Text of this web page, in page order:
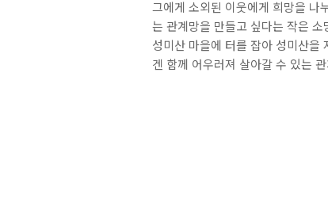
그에게 소외된 이웃에게 희망을 나
는 관계망을 만들고 싶다는 작은 소
성미산 마을에 터를 잡아 성미산을
겐 함께 어우러져 살아갈 수 있는